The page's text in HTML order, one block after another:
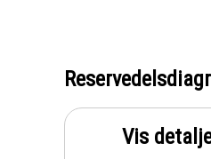
Vis